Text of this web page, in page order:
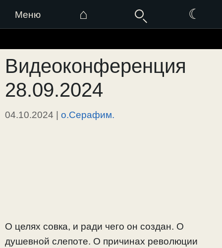
Меню ⌂ ☾
к
содержимому
Видеоконференция
28.09.2024
04.10.2024 | о.Серафим.
О целях совка, и ради чего он создан. О
душевной слепоте. О причинах революции